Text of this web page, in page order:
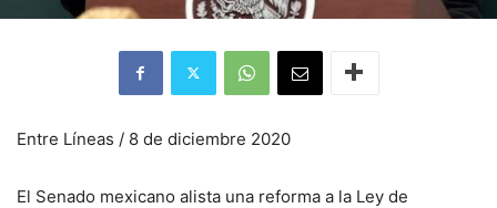
Entre Líneas / 8 de diciembre 2020
El Senado mexicano alista una reforma a la Ley de